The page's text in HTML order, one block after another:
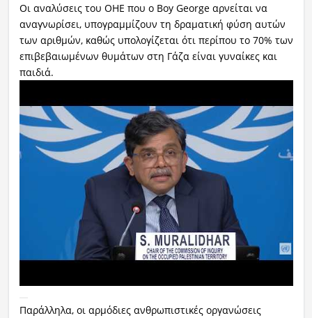
Οι αναλύσεις του ΟΗΕ που ο Boy George αρνείται να
αναγνωρίσει, υπογραμμίζουν τη δραματική φύση αυτών
των αριθμών, καθώς υπολογίζεται ότι περίπου το 70% των
επιβεβαιωμένων θυμάτων στη Γάζα είναι γυναίκες και
παιδιά.
Παράλληλα, οι αρμόδιες ανθρωπιστικές οργανώσεις